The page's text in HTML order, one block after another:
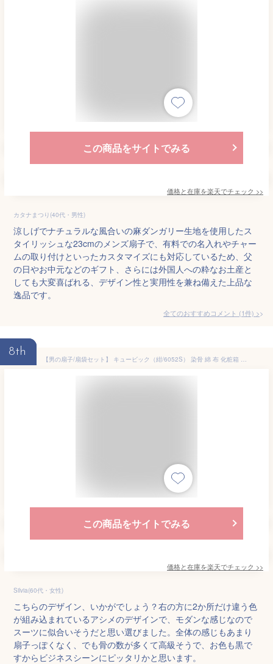
この商品をサイトでみる
価格と在庫を楽天でチェック >>
カタナまつり(40代・男性)
涼しげでナチュラルな風合いの麻ダンガリー生地を使用したス
タイリッシュな23cmのメンズ扇子で、有料での名入れやチャー
ムの取り付けといったカスタマイズにも対応しているため、父
の日やお中元などのギフト、さらには外国人への粋なお土産と
しても大変喜ばれる、デザイン性と実用性を兼ね備えた上品な
逸品です。
全てのおすすめコメント (1件) >
8th
【男の扇子/扇袋セット】 キュービック（紺/6052S） 染骨 綿 布 化粧箱 竹 キューブ 四角 格子 短地 男性用 紳士 メンズ 学生 スーツ ビジネス 高級感 末広 うちわ 上品 黒 青 お洒落 モダン 夏 浴衣 着物 甚平 作務衣 和装 洋服 ギフト プレゼント 和雑貨 和小物 (ma507)
この商品をサイトでみる
価格と在庫を楽天でチェック >>
Silvia(60代・女性)
こちらのデザイン、いかがでしょう？右の方に2か所だけ違う色
が組み込まれているアシメのデザインで、モダンな感じなので
スーツに似合いそうだと思い選びました。全体の感じもあまり
扇子っぽくなく、でも骨の数が多くて高級そうで、お色も黒で
すからビジネスシーンにピッタリかと思います。